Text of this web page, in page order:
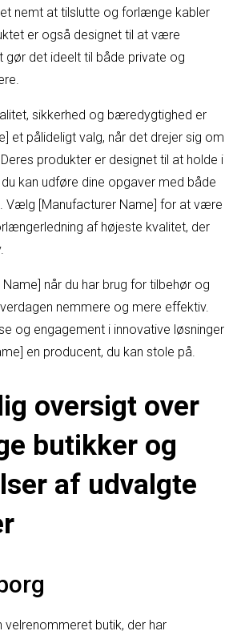
nemt at tilslutte og forlænge kabler
er også designet til at være
gør det ideelt til både private og
sikkerhed og bæredygtighed er
et pålideligt valg, når det drejer sig om
produkter er designet til at holde i
kan udføre dine opgaver med både
Vælg [Manufacturer Name] for at være
af højeste kvalitet, der
når du har brug for tilbehør og
nemmere og mere effektiv.
og engagement i innovative løsninger
en producent, du kan stole på.
oversigt over
butikker og
af udvalgte
velrenommeret butik, der har